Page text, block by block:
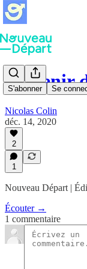
S'abonner Se
L'avenir
Nicolas Colin
déc. 14, 2020
2
1
Nouveau Départ |
Écouter →
1 commentaire